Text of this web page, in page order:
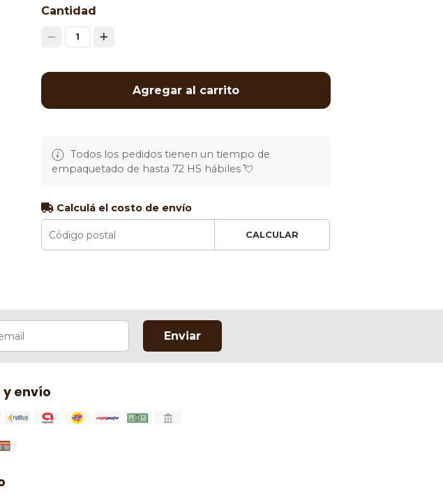
Cantidad
1
Agregar al carrito
Todos los pedidos tienen un tiempo de
empaquetado de hasta 72 HS hábiles 💘
Calculá el costo de envío
CALCULAR
Enviar
y envío